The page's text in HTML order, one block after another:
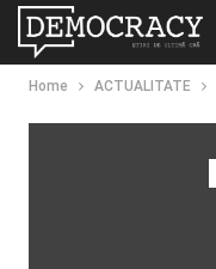
Home ACTUALITATE